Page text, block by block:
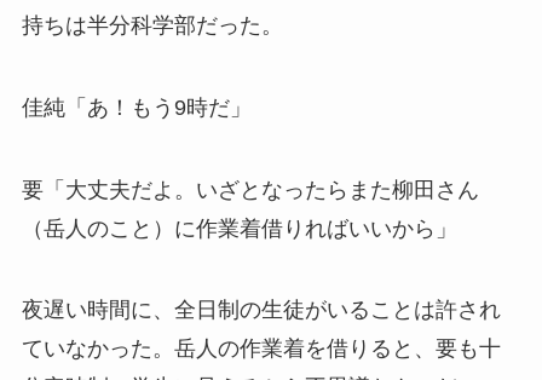
持ちは半分科学部だった。
佳純「あ！もう9時だ」
要「大丈夫だよ。いざとなったらまた柳田さん
（岳人のこと）に作業着借りればいいから」
夜遅い時間に、全日制の生徒がいることは許され
ていなかった。岳人の作業着を借りると、要も十